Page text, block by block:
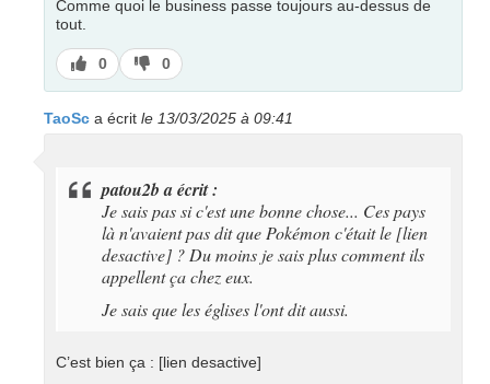
Comme quoi le business passe toujours au-dessus de
tout.
J’aime
0
J’aime
pas
0
TaoSc a écrit le 13/03/2025 à 09:41
patou2b a écrit :
Je sais pas si c'est une bonne chose... Ces pays
là n'avaient pas dit que Pokémon c'était le [lien
desactive] ? Du moins je sais plus comment ils
appellent ça chez eux.
Je sais que les églises l'ont dit aussi.
C’est bien ça : [lien desactive]